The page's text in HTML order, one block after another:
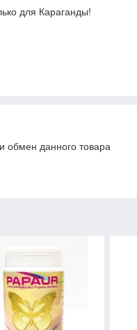
для Караганды!
обмен данного товара